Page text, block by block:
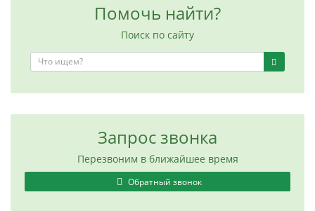
Помочь найти?
Поиск по сайту
Запрос звонка
Перезвоним в ближайшее время
Обратный звонок